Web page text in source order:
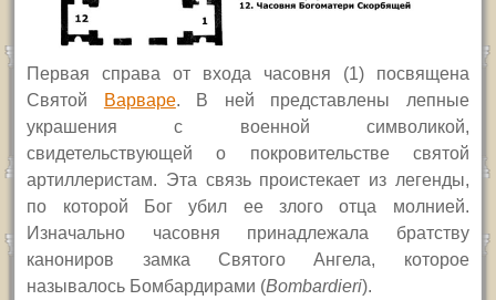
Первая справа от входа часовня (1) посвящена
Святой
Варваре. В ней представлены лепные
украшения с военной символикой,
свидетельствующей о покровительстве святой
артиллеристам. Эта связь проистекает из легенды,
по которой Бог убил ее злого отца молнией.
Изначально часовня принадлежала братству
канониров замка Святого Ангела, которое
называлось Бомбардирами (Bombardieri).